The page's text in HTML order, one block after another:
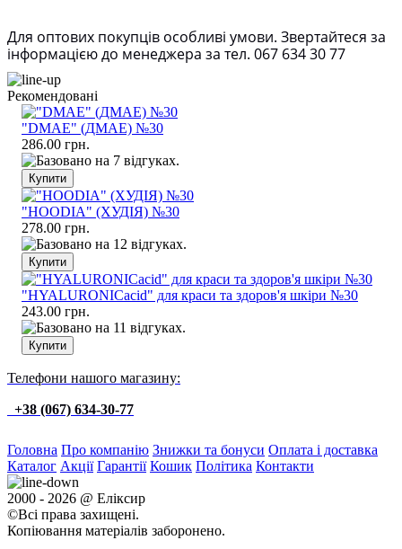
Для оптових покупців особливі умови. Звертайтеся за
інформацією до менеджера за тел. 067 634 30 77
Рекомендовані
"DMAE" (ДМАЕ) №30
286.00 грн.
"HOODIA" (ХУДІЯ) №30
278.00 грн.
"HYALURONICacid" для краси та здоров'я шкіри №30
243.00 грн.
Телефони нашого магазину:
+38 (067) 634-30-77
Головна Про компанію Знижки та бонуси Оплата і доставка
Каталог Акції Гарантії Кошик Політика Контакти
2000 - 2026 @ Еліксир
©Всі права захищені.
Копіювання матеріалів заборонено.